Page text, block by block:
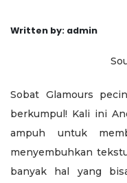
Written by: admin
Sobat Glamours
berkumpul! Kali ini
ampuh untuk
menyembuhkan
banyak hal yang